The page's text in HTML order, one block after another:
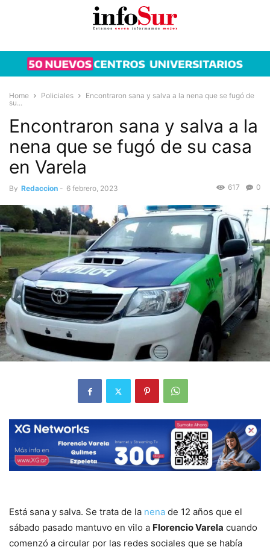
Home Policiales
Encontraron sana y salva a la nena que se fugó de
su...
Encontraron sana y salva a la
nena que se fugó de su casa
en Varela
By Redaccion - 6 febrero, 2023 0
617
Está sana y salva. Se trata de la nena de 12 años que el
sábado pasado mantuvo en vilo a Florencio Varela cuando
comenzó a circular por las redes sociales que se había